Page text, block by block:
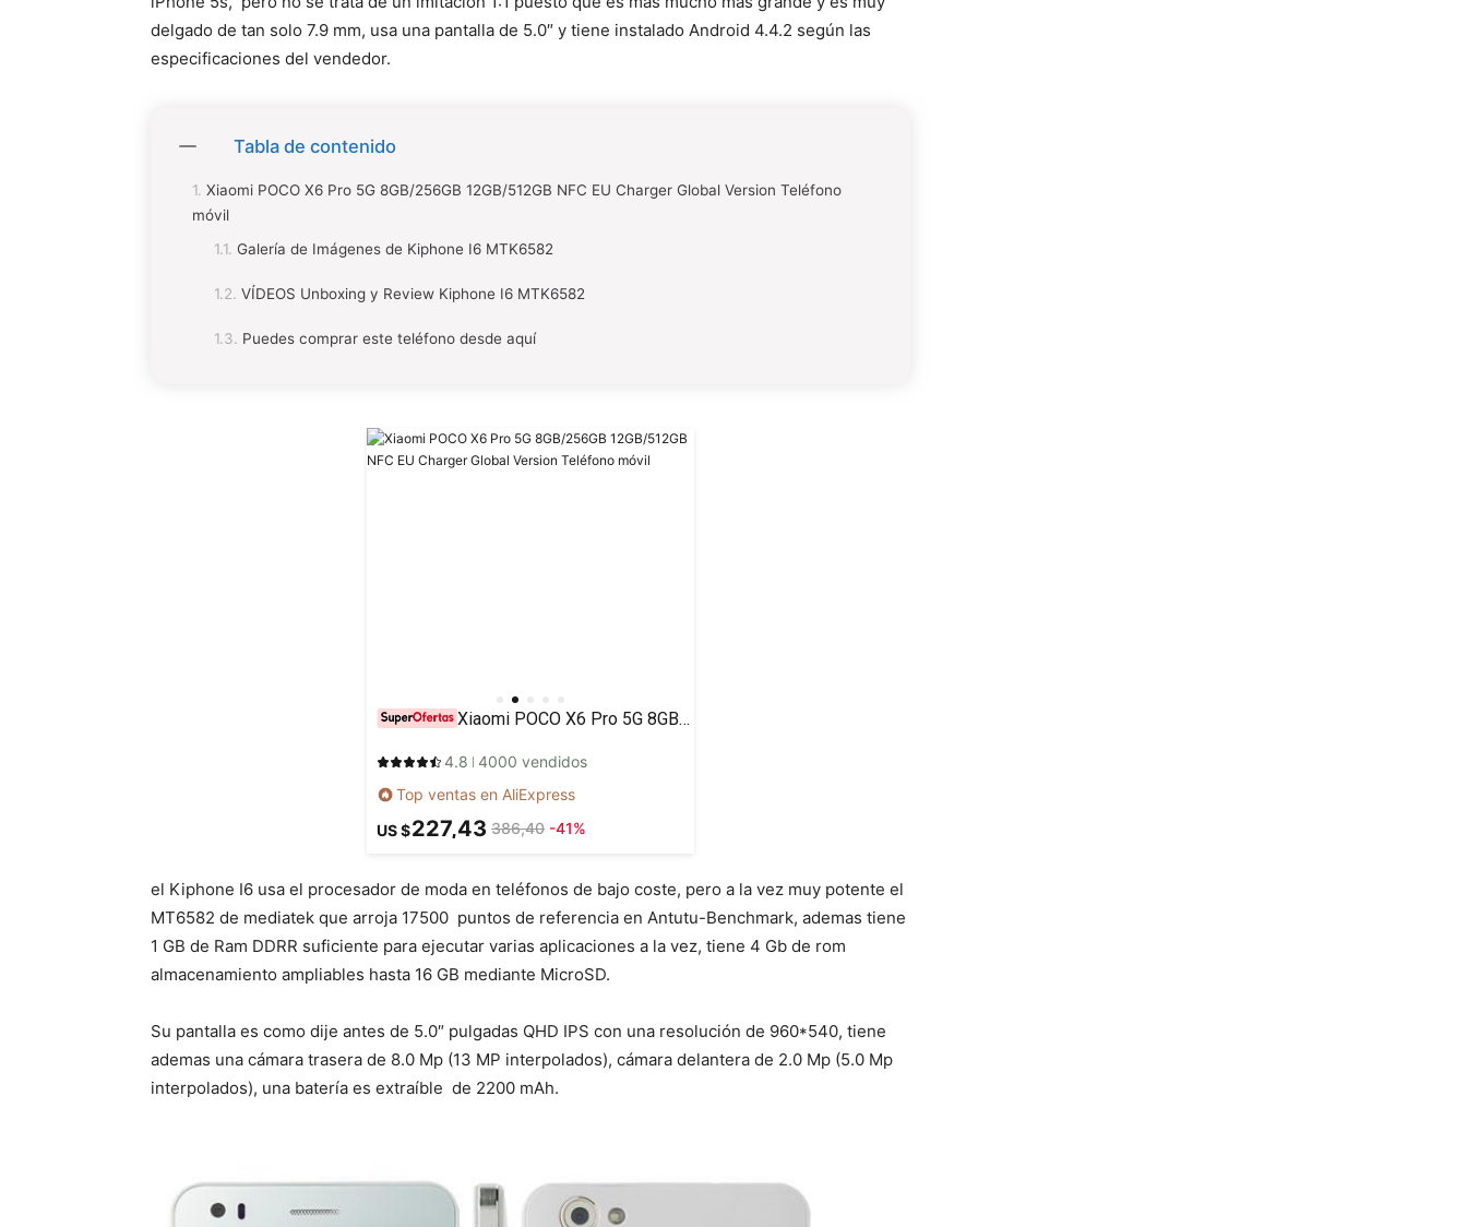
delgado de tan solo 7.9 mm, usa una pantalla de 5.0″ y tiene instalado Android 4.4.2 según las
especificaciones del vendedor.
Tabla de contenido
Xiaomi POCO X6 Pro 5G 8GB/256GB 12GB/512GB NFC EU Charger Global Version Teléfono
móvil
Galería de Imágenes de Kiphone I6 MTK6582
VÍDEOS Unboxing y Review Kiphone I6 MTK6582
Puedes comprar este teléfono desde aquí
Xiaomi POCO X6 Pro 5G 8GB/256GB 12GB/512GB NFC EU Charger Global Version Teléfono móvil
4.8 4000 vendidos
Top ventas en AliExpress
US $227,43 386,40 -41%
el Kiphone I6 usa el procesador de moda en teléfonos de bajo coste, pero a la vez muy potente el
MT6582 de mediatek que arroja 17500 puntos de referencia en Antutu-Benchmark, ademas tiene
1 GB de Ram DDRR suficiente para ejecutar varias aplicaciones a la vez, tiene 4 Gb de rom
almacenamiento ampliables hasta 16 GB mediante MicroSD.
Su pantalla es como dije antes de 5.0″ pulgadas QHD IPS con una resolución de 960*540, tiene
ademas una cámara trasera de 8.0 Mp (13 MP interpolados), cámara delantera de 2.0 Mp (5.0 Mp
interpolados), una batería es extraíble de 2200 mAh.